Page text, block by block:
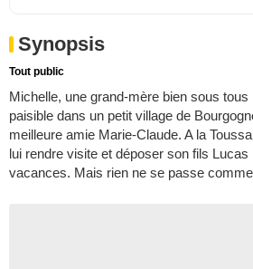
Synopsis
Tout public
Michelle, une grand-mère bien sous
paisible dans un petit village de
meilleure amie Marie-Claude. A la
lui rendre visite et déposer son fils
vacances. Mais rien ne se passe